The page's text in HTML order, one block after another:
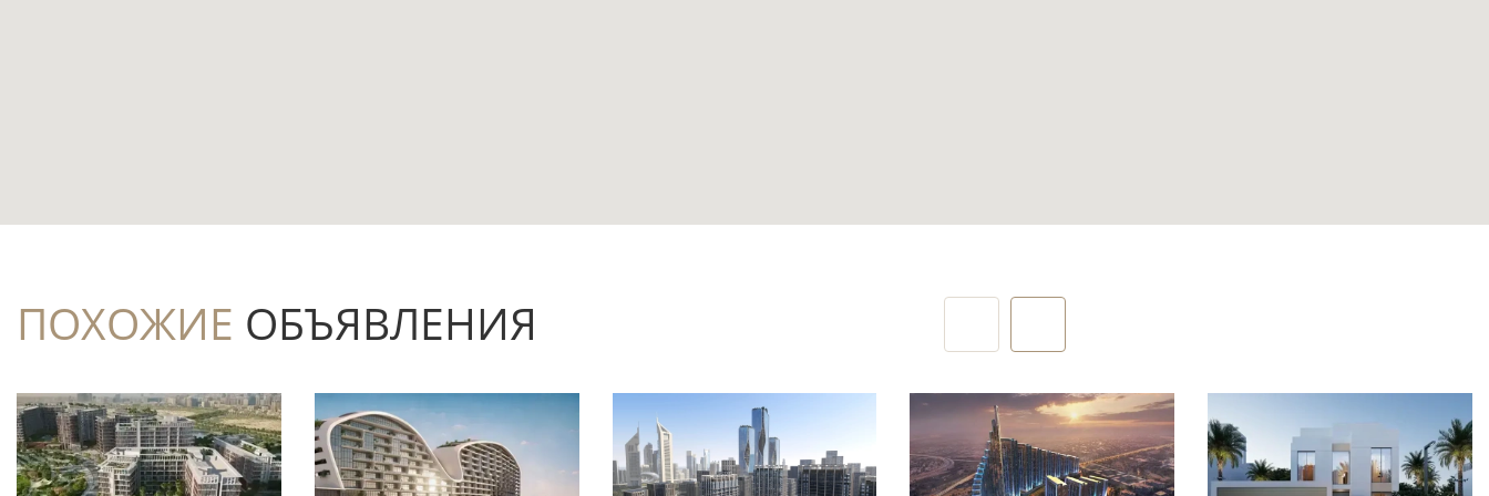
время на свежем воздухе.
относительно нижних уровней.
До Creek Metro Station — 0,8 км: это важно для ежедневных поездок по Дубаю без постоянной
зависимости от автомобиля.
Близость к воде — 0,1 км — формирует востребованный формат жизни в районе Al Jaddaf.
ПОХОЖИЕ ОБЪЯВЛЕНИЯ